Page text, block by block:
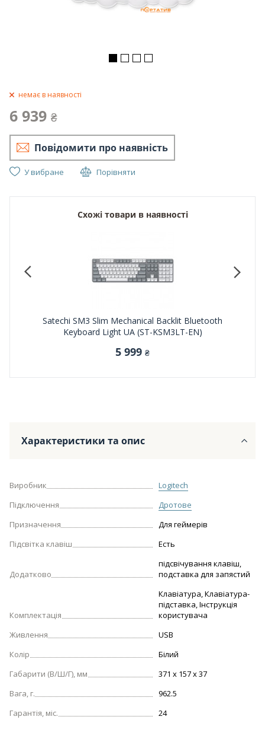
немає в наявності
6 939 ₴
Повідомити про наявність
У вибране Порівняти
Схожі товари в наявності
Satechi SM3 Slim Mechanical Backlit Bluetooth
Keyboard Light UA (ST-KSM3LT-EN)
5 999 ₴
Характеристики та опис
Виробник
Logitech
Підключення
Дротове
Призначення
Для геймерів
Підсвітка клавіш
Есть
Додатково
підсвічування клавіш,
подставка для запястий
Комплектація
Клавіатура, Клавіатура-
підставка, Інструкція
користувача
Живлення
USB
Колір
Білий
Габарити (В/Ш/Г), мм
371 x 157 x 37
Вага, г.
962.5
Гарантія, міс.
24